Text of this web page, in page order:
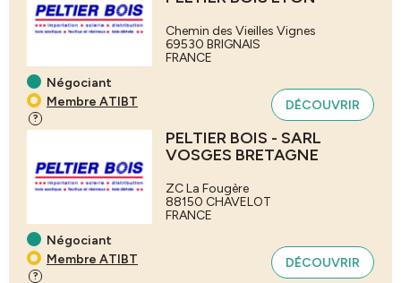
Négociant
Membre ATIBT
?
Chemin des Vieilles Vignes
69530 BRIGNAIS
FRANCE
DÉCOUVRIR
Négociant
Membre ATIBT
?
PELTIER BOIS - SARL
VOSGES BRETAGNE
ZC La Fougère
88150 CHAVELOT
FRANCE
DÉCOUVRIR